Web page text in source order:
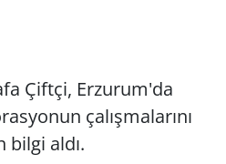
Çiftçi, Erzurum'da
çalışmalarını
aldı.